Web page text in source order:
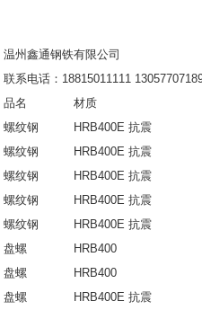
温州鑫通钢铁有限公司
联系电话：18815011111
品名
材质
螺纹钢
HRB400E 抗震
螺纹钢
HRB400E 抗震
螺纹钢
HRB400E 抗震
螺纹钢
HRB400E 抗震
螺纹钢
HRB400E抗震
盘螺
HRB400
盘螺
HRB400
盘螺
HRB400E抗震